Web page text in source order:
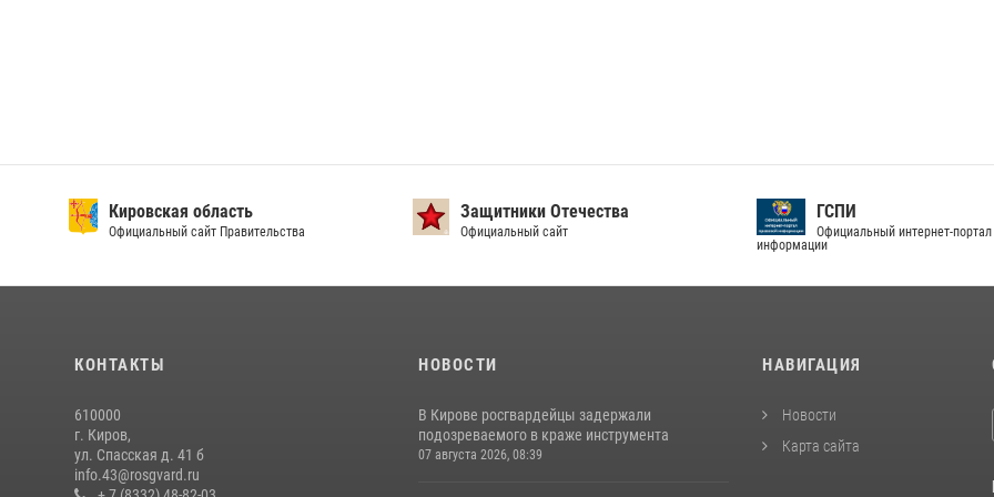
Кировская область
Официальный сайт Правительства
Защитники Отечества
Официальный сайт
ГСПИ
Официальный интернет-
информации
КОНТАКТЫ
610000
г. Киров,
ул. Спасская д. 41 б
info.43@rosgvard.ru
НОВОСТИ
В Кирове росгвардейцы задержали
подозреваемого в краже инструмента
07 августа 2026, 08:39
НАВИГАЦИЯ
Новости
Карта сайта